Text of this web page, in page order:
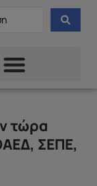
τώρα
ΣΕΠΕ,